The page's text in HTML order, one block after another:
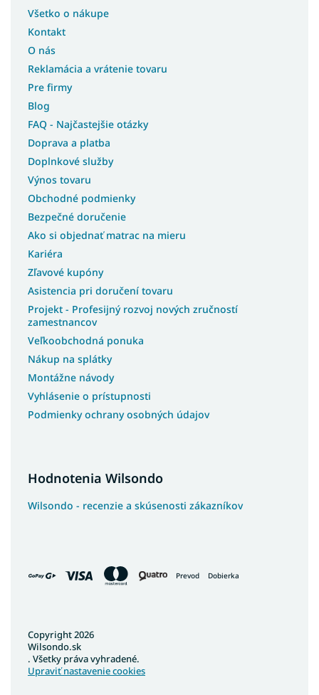
Všetko o nákupe
Kontakt
O nás
Reklamácia a vrátenie tovaru
Pre firmy
Blog
FAQ - Najčastejšie otázky
Doprava a platba
Doplnkové služby
Výnos tovaru
Obchodné podmienky
Bezpečné doručenie
Ako si objednať matrac na mieru
Kariéra
Zľavové kupóny
Asistencia pri doručení tovaru
Projekt - Profesijný rozvoj nových zručností
zamestnancov
Veľkoobchodná ponuka
Nákup na splátky
Montážne návody
Vyhlásenie o prístupnosti
Podmienky ochrany osobných údajov
Hodnotenia Wilsondo
Wilsondo - recenzie a skúsenosti zákazníkov
Prevod Dobierka
Copyright 2026
Wilsondo.sk
. Všetky práva vyhradené.
Upraviť nastavenie cookies